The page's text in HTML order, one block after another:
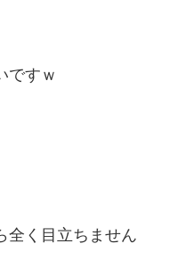
ですｗ
全く目立ちません